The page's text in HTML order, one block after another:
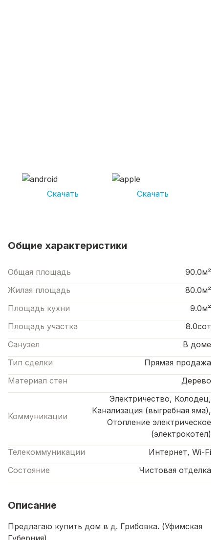
Скачать Скачать
Общие характеристики
Общая площадь
90.0м²
Жилая площадь
80.0м²
Площадь кухни
9.0м²
Площадь участка
8.0сот
Санузел
В доме
Тип сделки
Прямая продажа
Материал стен
Дерево
Коммуникации
Электричество, Колодец,
Канализация (выгребная яма),
Отопление электрическое
(электрокотел)
Телекоммуникации
Интернет, Wi-Fi
Состояние
Чистовая отделка
Описание
Предлагаю купить дом в д. Грибовка. (Уфимская
Губерния).